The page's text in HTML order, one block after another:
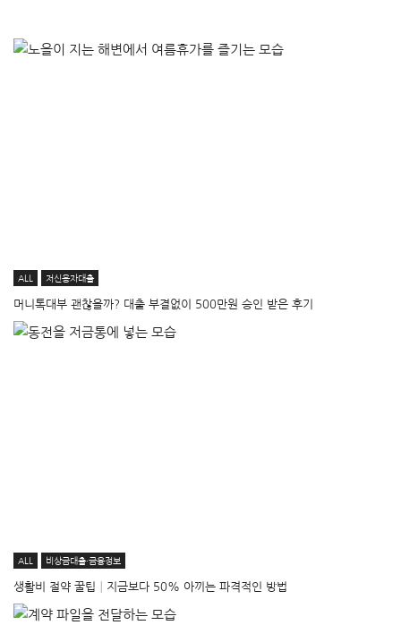
ALL 저신용자대출
머니톡대부 괜찮을까? 대출 부결없이 500만원 승인 받은 후기
ALL 비상금대출·금융정보
생활비 절약 꿀팁│지금보다 50% 아끼는 파격적인 방법